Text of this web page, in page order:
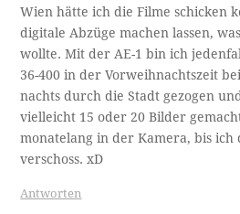
Wien hätte ich die Filme schicken
digitale Abzüge machen lassen,
wollte. Mit der AE-1 bin ich
36-400 in der Vorweihnachtszeit
nachts durch die Stadt gezogen
vielleicht 15 oder 20 Bilder
monatelang in der Kamera, bis ich
verschoss. xD
Antworten